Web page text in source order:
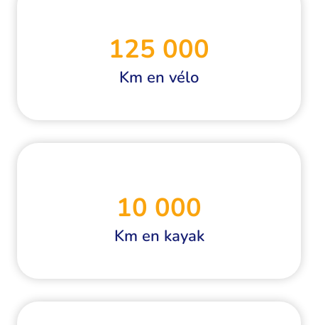
125 000
Km en vélo
10 000
Km en kayak